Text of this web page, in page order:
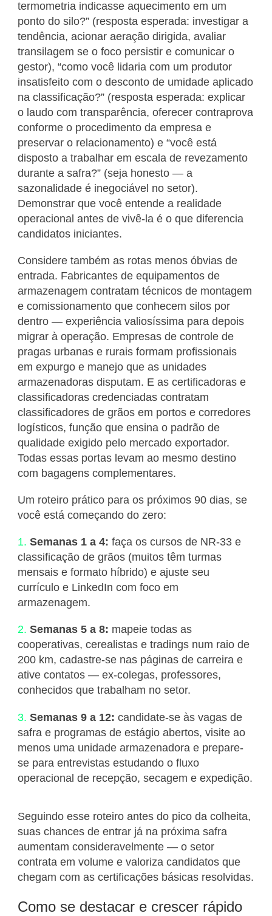
termometria indicasse aquecimento em um
ponto do silo?” (resposta esperada: investigar a
tendência, acionar aeração dirigida, avaliar
transilagem se o foco persistir e comunicar o
gestor), “como você lidaria com um produtor
insatisfeito com o desconto de umidade aplicado
na classificação?” (resposta esperada: explicar
o laudo com transparência, oferecer contraprova
conforme o procedimento da empresa e
preservar o relacionamento) e “você está
disposto a trabalhar em escala de revezamento
durante a safra?” (seja honesto — a
sazonalidade é inegociável no setor).
Demonstrar que você entende a realidade
operacional antes de vivê-la é o que diferencia
candidatos iniciantes.
Considere também as rotas menos óbvias de
entrada. Fabricantes de equipamentos de
armazenagem contratam técnicos de montagem
e comissionamento que conhecem silos por
dentro — experiência valiosíssima para depois
migrar à operação. Empresas de controle de
pragas urbanas e rurais formam profissionais
em expurgo e manejo que as unidades
armazenadoras disputam. E as certificadoras e
classificadoras credenciadas contratam
classificadores de grãos em portos e corredores
logísticos, função que ensina o padrão de
qualidade exigido pelo mercado exportador.
Todas essas portas levam ao mesmo destino
com bagagens complementares.
Um roteiro prático para os próximos 90 dias, se
você está começando do zero:
Semanas 1 a 4: faça os cursos de NR-33 e
classificação de grãos (muitos têm turmas
mensais e formato híbrido) e ajuste seu
currículo e LinkedIn com foco em
armazenagem.
Semanas 5 a 8: mapeie todas as
cooperativas, cerealistas e tradings num raio de
200 km, cadastre-se nas páginas de carreira e
ative contatos — ex-colegas, professores,
conhecidos que trabalham no setor.
Semanas 9 a 12: candidate-se às vagas de
safra e programas de estágio abertos, visite ao
menos uma unidade armazenadora e prepare-
se para entrevistas estudando o fluxo
operacional de recepção, secagem e expedição.
Seguindo esse roteiro antes do pico da colheita,
suas chances de entrar já na próxima safra
aumentam consideravelmente — o setor
contrata em volume e valoriza candidatos que
chegam com as certificações básicas resolvidas.
Como se destacar e crescer rápido